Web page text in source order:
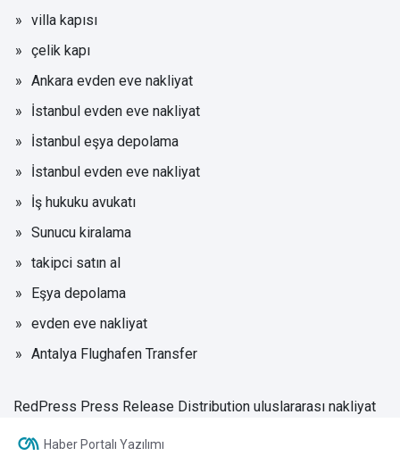
villa kapısı
çelik kapı
Ankara evden eve nakliyat
İstanbul evden eve nakliyat
İstanbul eşya depolama
İstanbul evden eve nakliyat
İş hukuku avukatı
Sunucu kiralama
takipci satın al
Eşya depolama
evden eve nakliyat
Antalya Flughafen Transfer
RedPress Press Release Distribution uluslararası nakliyat
Haber Portalı Yazılımı